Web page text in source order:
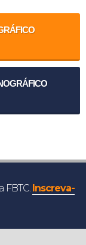
FBTC. Inscreva-